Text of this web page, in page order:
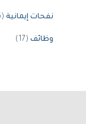
نفحات إيمانية (6)
وظائف (17)